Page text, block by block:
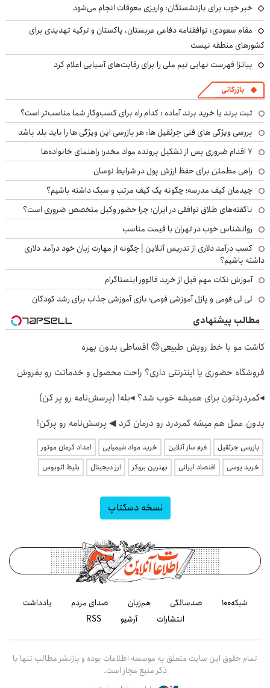
خبر خوب برای بازنشستگان: واریزی معوقات انجام می‌شود
مقام سعودی: توافقنامه دفاعی عربستان، پاکستان و ترکیه تهدیدی برای
کشورهای منطقه نیست
پیاتزا فهرست نهایی تیم ملی را برای رقابت‌های آسیایی اعلام کرد
بازرگانی
ثبت برند یا خرید برند آماده : کدام راه برای کسب‌وکار شما مناسب‌تر است؟
بررسی ویژگی های فنی جرثقیل ها: هر بازرسی این ویژگی ها را باید بلد باشد
۷ اقدام ضروری پس از تشکیل پرونده مواد مخدر؛ راهنمای خانواده‌ها
راهی مطمئن برای حفظ ارزش پول در شرایط نوسان
چیدمان کیف مدرسه؛ چگونه یک کیف مرتب و سبک داشته باشیم؟
ناگفته‌های طلاق توافقی در ایران؛ چرا حضور وکیل متخصص ضروری است؟
روانشناس خوب در تهران با قیمت مناسب
کسب درآمد دلاری از تدریس آنلاین | چگونه از مهارت زبان خود درآمد دلاری
داشته باشیم؟
آموزش نکات مهم قبل از خرید فالوور اینستاگرام
لی لی فومی و پازل آموزشی فومی؛ بازی آموزشی جذاب برای رشد کودکان
مطالب پیشنهادی
کاشت مو با خط رویش طبیعی😍 اقساطی بدون بهره
فروشگاه حضوری یا اینترنتی داری؟ راحت محصول و خدماتت رو بفروش
◂کمردردتون برای همیشه خوب شد؟ ◂بله! (پرسش‌نامه رو پر کن)
بدون عمل هم میشه کمردرد رو درمان کرد ◀ پرسش‎‌نامه رو پرکن!
بازرسی جرثقیل فرم ساز آنلاین خرید مواد شیمیایی
امداد کرمان موتور
خرید یوسی
اقتصاد ایرانی بهترین بروکر ارز دیجیتال بلیط اتوبوس
نسخه دسکتاپ
شبکه۱۰۰ صدسالگی هم‌زبان صدای مردم
یادداشت
انتشارات
آرشیو RSS
تمام حقوق این سایت متعلق به موسسه اطلاعات بوده و بازنشر مطالب تنها با
ذکر منبع مجاز است.